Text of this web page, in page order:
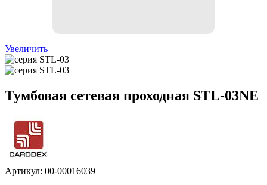
Увеличить
Тумбовая сетевая проходная STL-03NE
Артикул: 00-00016039